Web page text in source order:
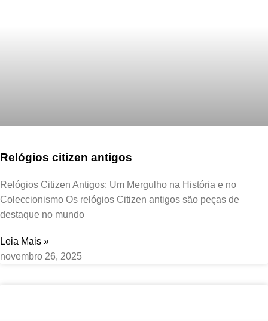
Relógios citizen antigos
Relógios Citizen Antigos: Um Mergulho na História e no
Coleccionismo Os relógios Citizen antigos são peças de
destaque no mundo
Leia Mais »
novembro 26, 2025